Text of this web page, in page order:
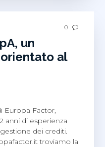
Maria
0
un
al
Europa Factor,
anni di esperienza
dei crediti.
troviamo la